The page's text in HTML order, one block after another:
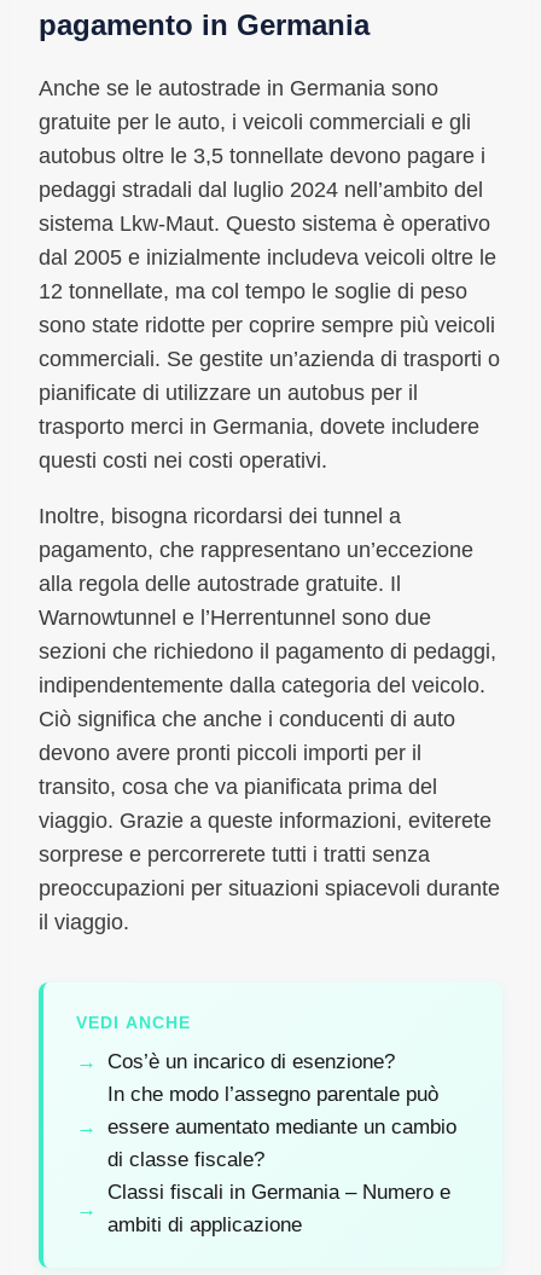
pagamento in Germania
Anche se le autostrade in Germania sono
gratuite per le auto, i veicoli commerciali e gli
autobus oltre le 3,5 tonnellate devono pagare i
pedaggi stradali dal luglio 2024 nell’ambito del
sistema Lkw-Maut. Questo sistema è operativo
dal 2005 e inizialmente includeva veicoli oltre le
12 tonnellate, ma col tempo le soglie di peso
sono state ridotte per coprire sempre più veicoli
commerciali. Se gestite un’azienda di trasporti o
pianificate di utilizzare un autobus per il
trasporto merci in Germania, dovete includere
questi costi nei costi operativi.
Inoltre, bisogna ricordarsi dei tunnel a
pagamento, che rappresentano un’eccezione
alla regola delle autostrade gratuite. Il
Warnowtunnel e l’Herrentunnel sono due
sezioni che richiedono il pagamento di pedaggi,
indipendentemente dalla categoria del veicolo.
Ciò significa che anche i conducenti di auto
devono avere pronti piccoli importi per il
transito, cosa che va pianificata prima del
viaggio. Grazie a queste informazioni, eviterete
sorprese e percorrerete tutti i tratti senza
preoccupazioni per situazioni spiacevoli durante
il viaggio.
VEDI ANCHE
Cos’è un incarico di esenzione?
In che modo l’assegno parentale può
essere aumentato mediante un cambio
di classe fiscale?
Classi fiscali in Germania – Numero e
ambiti di applicazione